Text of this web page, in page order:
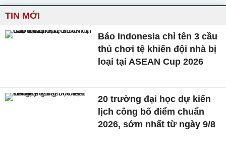
TIN MỚI
Báo Indonesia chỉ tên 3 cầu
thủ chơi tệ khiến đội nhà bị
loại tại ASEAN Cup 2026
20 trường đại học dự kiến
lịch công bố điểm chuẩn
2026, sớm nhất từ ngày 9/8